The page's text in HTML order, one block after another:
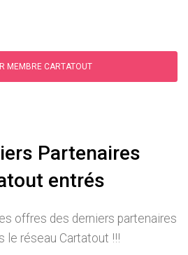
MEMBRE CARTATOUT
Partenaires
entrés
offres des derniers partenaires
le réseau Cartatout !!!